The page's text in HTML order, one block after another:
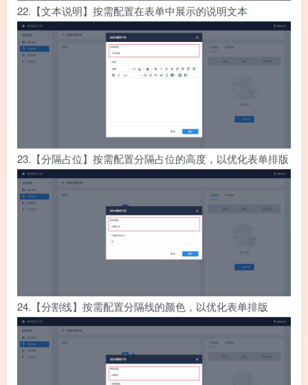
22. 【文本说明】按需配置在表单中展示的说明文本
23. 【分隔占位】按需配置分隔占位的高度，以优化表单排版
24. 【分割线】按需配置分隔线的颜色，以优化表单排版